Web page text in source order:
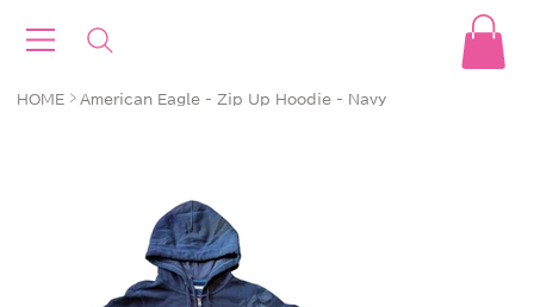
HOME > American Eagle - Zip Up Hoodie - Navy